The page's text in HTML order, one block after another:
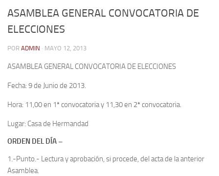
ASAMBLEA GENERAL CONVOCATORIA DE
ELECCIONES
POR ADMIN · MAYO 12, 2013
ASAMBLEA GENERAL CONVOCATORIA DE ELECCIONES
Fecha: 9 de Junio de 2013.
Hora: 11,00 en 1ª convocatoria y 11,30 en 2ª convocatoria.
Lugar: Casa de Hermandad
ORDEN DEL DÍA –
1.-Punto.- Lectura y aprobación, si procede, del acta de la anterior
Asamblea.